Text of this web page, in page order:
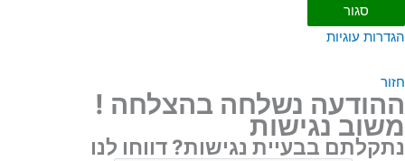
סגור
הגדרות עוגיות
חזור
ההודעה נשלחה בהצלחה !
משוב נגישות
נתקלתם בבעיית נגישות? דווחו לנו